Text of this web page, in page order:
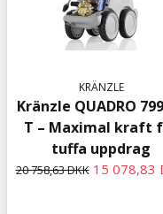
KRÄNZLE
Kränzle QUADRO
T – Maximal kraft
tuffa uppdrag
20 758,63 DKK 15 078,83